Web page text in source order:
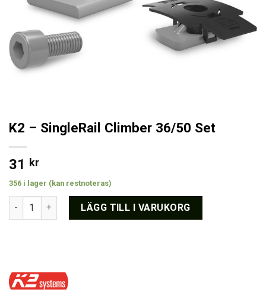
K2 – SingleRail Climber 36/50 Set
31 kr
356 i lager (kan restnoteras)
K2 - SingleRail Climber 36/50 Set mängd
LÄGG TILL I VARUKORG